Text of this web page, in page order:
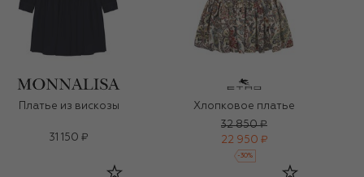
Платье из вискозы
31 150 ₽
Хлопковое платье
32 850 ₽
22 950 ₽
-30%